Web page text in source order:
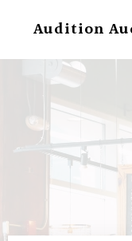
Audition